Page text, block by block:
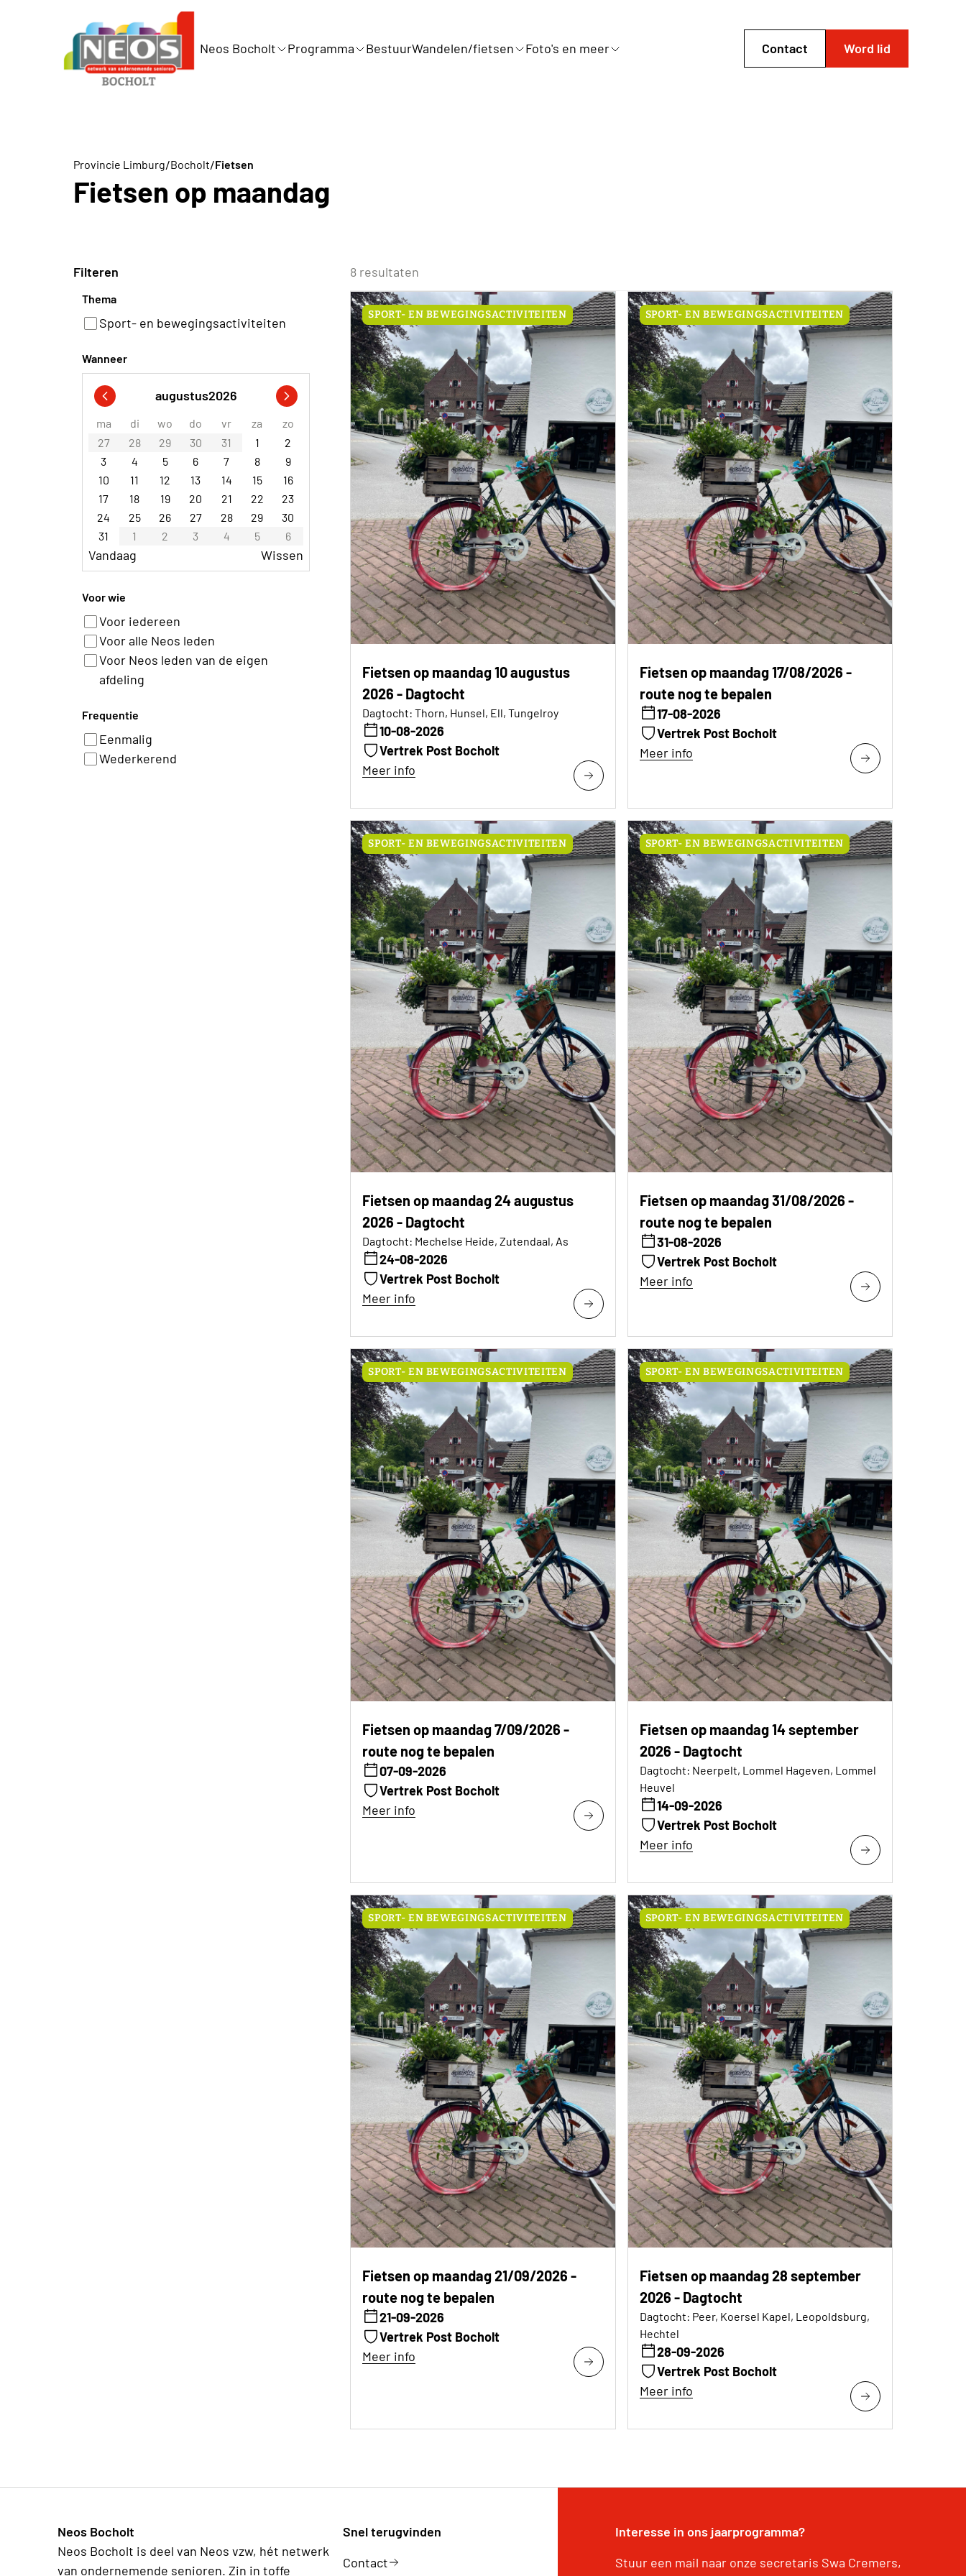
Neos Bocholt Programma BestuurWandelen/fietsen Foto's en meer Contact Word lid
Provincie Limburg/Bocholt/Fietsen
Fietsen op maandag
Filteren
Thema
Sport- en bewegingsactiviteiten
Wanneer
augustus2026
ma di wo do vr za
zo
27
28 29 30 31 1
2
3
4 5 6 7 8
9
10
11 12 13 14 15
16
17
18 19 20 21 22
23
24
25 26 27 28 29
30
31
1 2 3 4 5 6
Vandaag Wissen
Voor wie
Voor iedereen
Voor alle Neos leden
Voor Neos leden van de eigen
afdeling
Frequentie
Eenmalig
Wederkerend
8 resultaten
SPORT- EN BEWEGINGSACTIVITEITEN
Fietsen op maandag 10 augustus
2026 - Dagtocht
Dagtocht: Thorn, Hunsel, Ell, Tungelroy
10-08-2026
Vertrek Post Bocholt
Meer info
SPORT- EN BEWEGINGSACTIVITEITEN
Fietsen op maandag 17/08/2026 -
route nog te bepalen
17-08-2026
Vertrek Post Bocholt
Meer info
SPORT- EN BEWEGINGSACTIVITEITEN
Fietsen op maandag 24 augustus
2026 - Dagtocht
Dagtocht: Mechelse Heide, Zutendaal, As
24-08-2026
Vertrek Post Bocholt
Meer info
SPORT- EN BEWEGINGSACTIVITEITEN
Fietsen op maandag 31/08/2026 -
route nog te bepalen
31-08-2026
Vertrek Post Bocholt
Meer info
SPORT- EN BEWEGINGSACTIVITEITEN
Fietsen op maandag 7/09/2026 -
route nog te bepalen
07-09-2026
Vertrek Post Bocholt
Meer info
SPORT- EN BEWEGINGSACTIVITEITEN
Fietsen op maandag 14 september
2026 - Dagtocht
Dagtocht: Neerpelt, Lommel Hageven, Lommel
Heuvel
14-09-2026
Vertrek Post Bocholt
Meer info
SPORT- EN BEWEGINGSACTIVITEITEN
Fietsen op maandag 21/09/2026 -
route nog te bepalen
21-09-2026
Vertrek Post Bocholt
Meer info
SPORT- EN BEWEGINGSACTIVITEITEN
Fietsen op maandag 28 september
2026 - Dagtocht
Dagtocht: Peer, Koersel Kapel, Leopoldsburg,
Hechtel
28-09-2026
Vertrek Post Bocholt
Meer info
Neos Bocholt
Neos Bocholt is deel van Neos vzw, hét netwerk
van ondernemende senioren. Zin in toffe
Snel terugvinden
Contact
Interesse in ons jaarprogramma?
Stuur een mail naar onze secretaris Swa Cremers,